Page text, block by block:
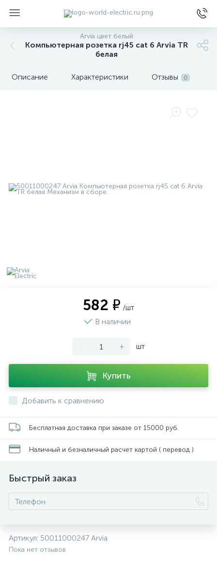
Arvia цвет белый
Компьютерная розетка rj45 cat 6 Arvia TR
белая
Описание Характеристики Отзывы 0
582 ₽ /шт
В наличии
- + шт
Купить
Добавить к сравнению
Бесплатная доставка при заказе от 15000 руб.
Наличный и безналичный расчет картой ( перевод )
Быстрый заказ
Артикул: 50011000247 Arvia
Пока нет отзывов